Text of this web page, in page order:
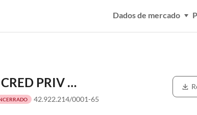
Dados de mercado
MULTINVEST PINOT NOIR CLASSE DE FI MULT CRED PRIV RESP LIMITADA – CLASSE ÚNICA
42.922.214/0001-65